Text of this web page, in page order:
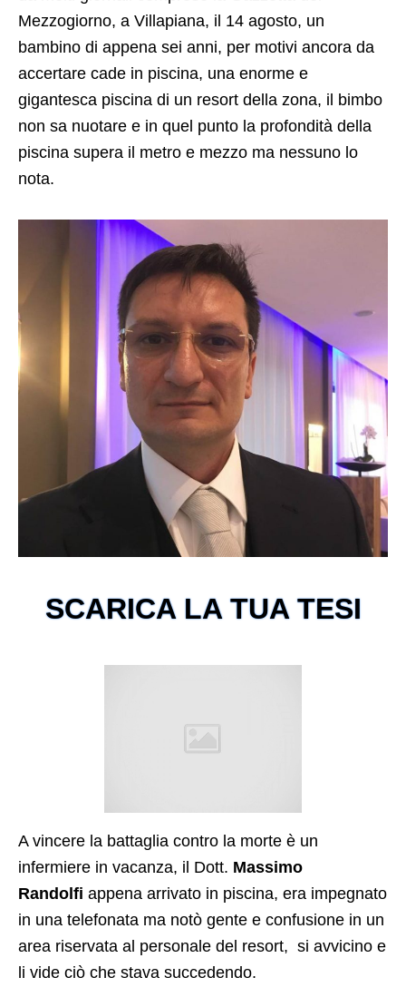
Mezzogiorno, a Villapiana, il 14 agosto, un
bambino di appena sei anni, per motivi ancora da
accertare cade in piscina, una enorme e
gigantesca piscina di un resort della zona, il bimbo
non sa nuotare e in quel punto la profondità della
piscina supera il metro e mezzo ma nessuno lo
nota.
SCARICA LA TUA TESI
A vincere la battaglia contro la morte è un
infermiere in vacanza, il Dott. Massimo
Randolfi appena arrivato in piscina, era impegnato
in una telefonata ma notò gente e confusione in un
area riservata al personale del resort, si avvicino e
li vide ciò che stava succedendo.